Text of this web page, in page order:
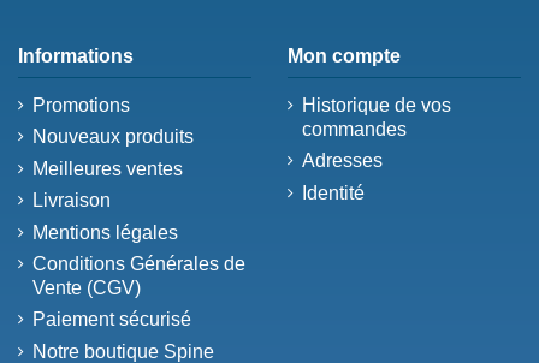
Informations
Promotions
Nouveaux produits
Meilleures ventes
Livraison
Mentions légales
Conditions Générales de
Vente (CGV)
Paiement sécurisé
Notre boutique Spine
Mon compte
Historique de vos
commandes
Adresses
Identité